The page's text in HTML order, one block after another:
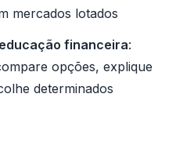
mercados lotados
financeira:
opções, explique
determinados